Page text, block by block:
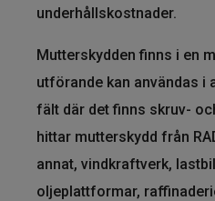
underhållskostnader.
Mutterskydden finns i en
utförande kan användas i
fält där det finns skruv-
hittar mutterskydd från
annat, vindkraftverk,
oljeplattformar,